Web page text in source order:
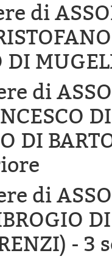
di
DI
di
DI
di
- 3